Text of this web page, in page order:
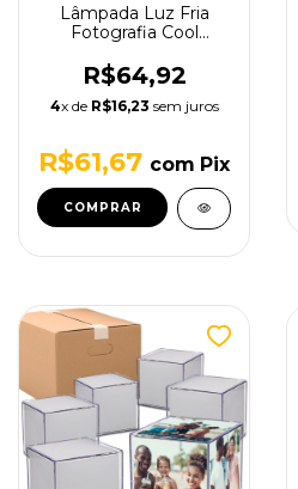
Lâmpada Luz Fria
Fotografia Cool
220v
R$64,92
4x de R$16,23 sem juros
R$61,67 com Pix